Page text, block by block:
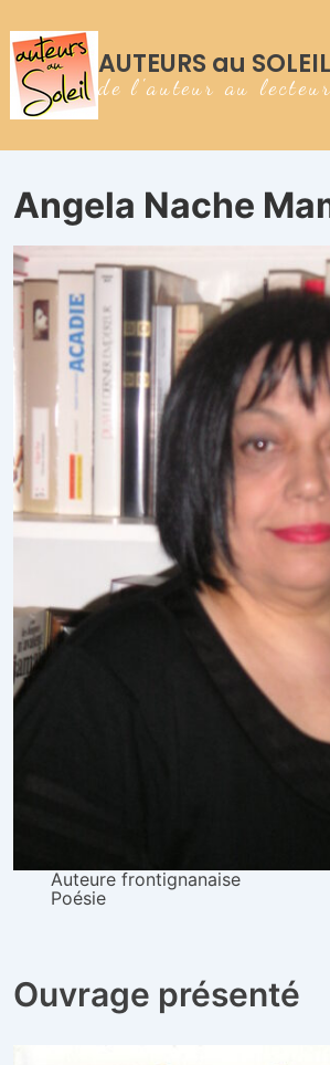
passer
au
contenu
principal
AUTEURS au SOLEIL
de l'auteur au lecteur
Angela Nache
Auteure frontignanaise
Poésie
Ouvrage présenté